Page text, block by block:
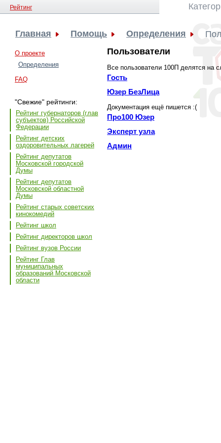
Рейтинг
Главная Помощь Определения
О проекте
Определения
FAQ
"Свежие" рейтинги:
Рейтинг губернаторов (глав
субъектов) Российской
Федерации
Рейтинг детских
оздоровительных лагерей
Рейтинг депутатов
Московской городской
Думы
Рейтинг депутатов
Московской областной
Думы
Рейтинг старых советских
кинокомедий
Рейтинг школ
Рейтинг директоров школ
Рейтинг вузов России
Рейтинг Глав
муниципальных
образований Московской
области
Пользователи
Все пользователи 100П делятся на
Гость
Юзер БезЛица
Документация ещё пишется :(
Про100 Юзер
Эксперт узла
Админ